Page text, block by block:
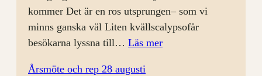
kommer Det är en ros utsprungen– som vi
minns ganska väl Liten kvällscalypsofår
besökarna lyssna till… Läs mer:
Årsmöte och rep 28 augusti